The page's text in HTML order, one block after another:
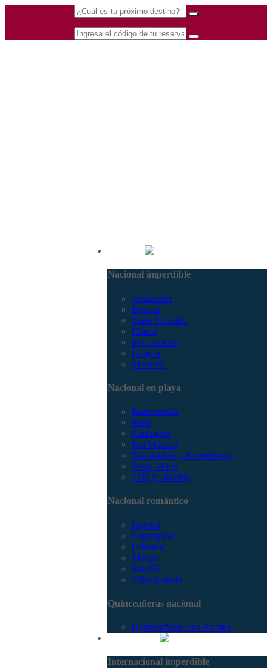
Nacional imperdible
Amazonas
Bogotá
Caño Cristales
Chocó
Eje cafetero
Guajira
Medellín
Nacional en playa
Barranquilla
Barú
Cartagena
Isla Múcura
San Andrés y Providencia
Santa Marta
Tolú y coveñas
Nacional romántico
Boyacá
Capurganá
Girardot
Melgar
San Gil
Villavicencio
Quinceañeras nacional
Quinceañeras San Andrés
Internacional imperdible